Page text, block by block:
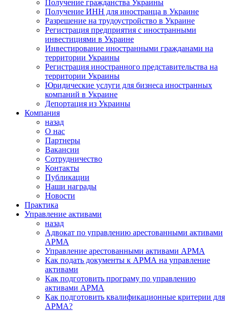
Получение гражданства Украины
Получение ИНН для иностранца в Украине
Разрешение на трудоустройство в Украине
Регистрация предприятия с иностранными
инвестициями в Украине
Инвестирование иностранными гражданами на
территории Украины
Регистрация иностранного представительства на
территории Украины
Юридические услуги для бизнеса иностранных
компаний в Украине
Депортация из Украины
Компания
назад
О нас
Партнеры
Вакансии
Сотрудничество
Контакты
Публикации
Наши награды
Новости
Практика
Управление активами
назад
Адвокат по управлению арестованными активами
АРМА
Управление арестованными активами АРМА
Как подать документы к АРМА на управление
активами
Как подготовить програму по управлению
активами АРМА
Как подготовить квалификационные критерии для
АРМА?